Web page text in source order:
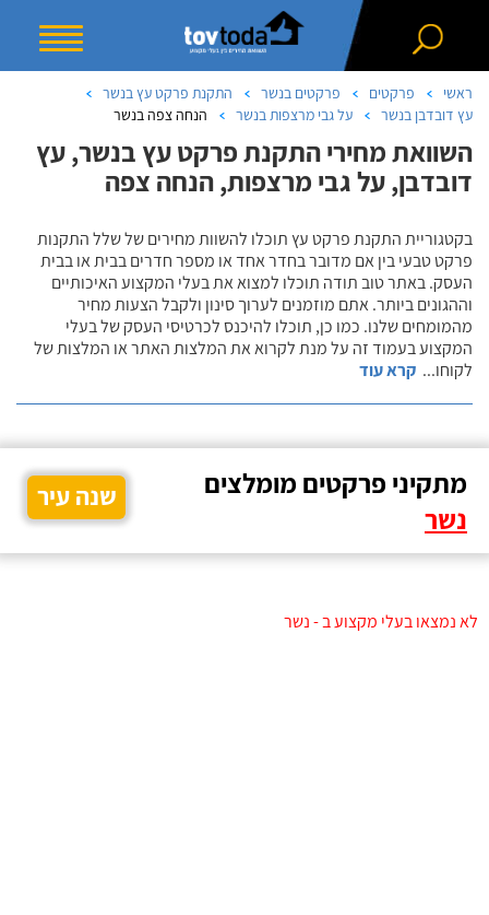
ראשי פרקטים פרקטים בנשר
התקנת פרקט עץ בנשר
עץ דובדבן בנשר
על גבי מרצפות בנשר הנחה צפה בנשר
השוואת מחירי התקנת פרקט עץ בנשר, עץ
דובדבן, על גבי מרצפות, הנחה צפה
בקטגוריית התקנת פרקט עץ תוכלו להשוות מחירים של שלל התקנות
פרקט טבעי בין אם מדובר בחדר אחד או מספר חדרים בבית או בבית
העסק. באתר טוב תודה תוכלו למצוא את בעלי המקצוע האיכותיים
וההגונים ביותר. אתם מוזמנים לערוך סינון ולקבל הצעות מחיר
מהמומחים שלנו. כמו כן, תוכלו להיכנס לכרטיסי העסק של בעלי
המקצוע בעמוד זה על מנת לקרוא את המלצות האתר או המלצות של
לקוחו... קרא עוד
מתקיני פרקטים מומלצים
נשר
שנה עיר
לא נמצאו בעלי מקצוע ב - נשר